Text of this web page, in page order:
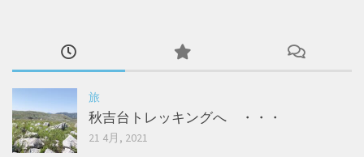
旅
秋吉台トレッキングへ ・・・
21 4月, 2021